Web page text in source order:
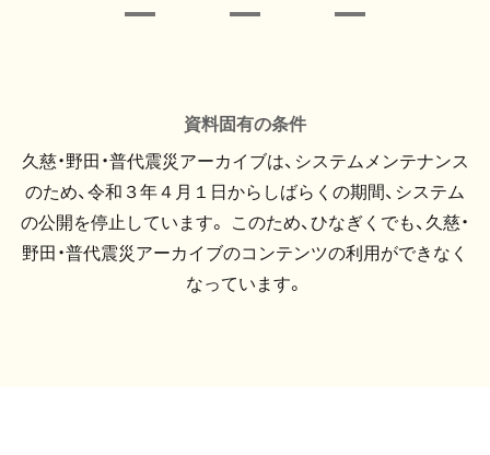
資料固有の条件
久慈・野田・普代震災アーカイブは、システムメンテナンス
のため、令和３年４月１日からしばらくの期間、システム
の公開を停止しています。 このため、ひなぎくでも、久慈・
野田・普代震災アーカイブのコンテンツの利用ができなく
なっています。